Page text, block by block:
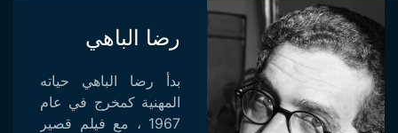
رضا الباهي
بدأ رضا الباهي حياته
المهنية كمخرج في عام
1967 ، مع فيلم قصير